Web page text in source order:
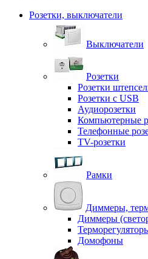
Розетки, выключатели
Выключатели
Розетки
Розетки
Розетки с USB
Аудиорозетки
Компьютерные
Телефонные
TV-розетки
Рамки
Диммеры,
Диммеры
Домофоны